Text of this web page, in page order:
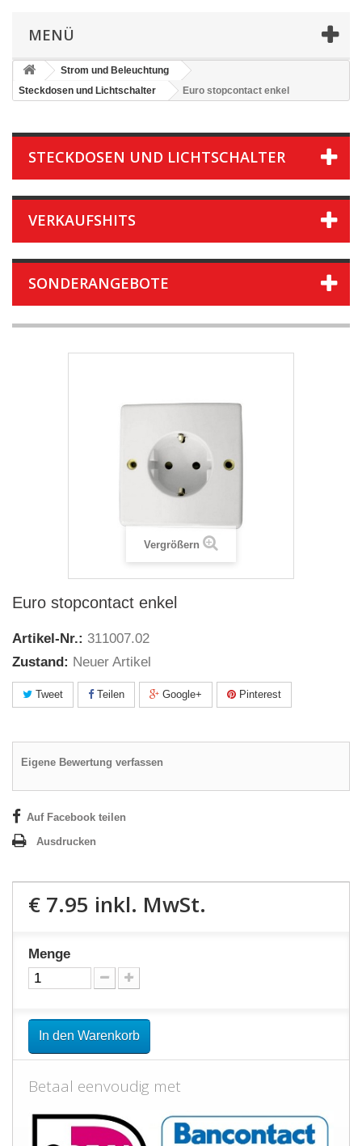
MENÜ
Strom und Beleuchtung
Steckdosen und Lichtschalter
Euro stopcontact enkel
STECKDOSEN UND LICHTSCHALTER
VERKAUFSHITS
SONDERANGEBOTE
Vergrößern
Euro stopcontact enkel
Artikel-Nr.: 311007.02
Zustand: Neuer Artikel
Tweet Teilen Google+ Pinterest
Eigene Bewertung verfassen
Auf Facebook teilen
Ausdrucken
€ 7.95 inkl. MwSt.
Menge
In den Warenkorb
Betaal eenvoudig met